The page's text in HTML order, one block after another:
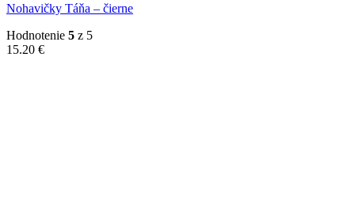
Nohavičky Táňa – čierne
Hodnotenie 5 z 5
15.20 €